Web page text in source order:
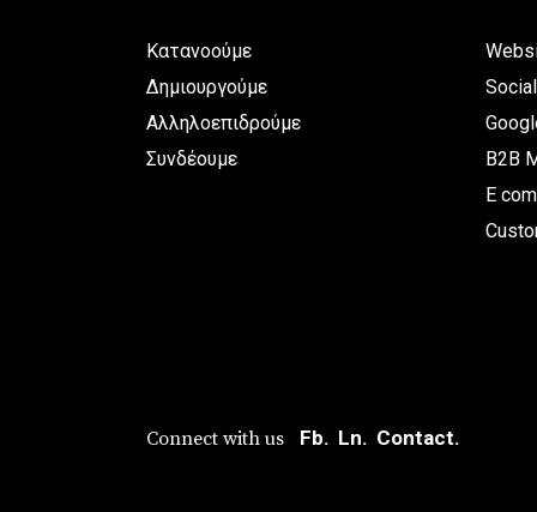
Κατανοούμε
Δημιουργούμε
Αλληλοεπιδρούμε
Συνδέουμε
B2B
E
Connect with us Fb. Ln. Contact.